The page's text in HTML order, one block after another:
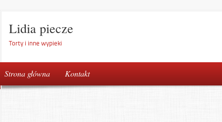
Lidia piecze
Torty i inne wypieki
Strona główna Kontakt